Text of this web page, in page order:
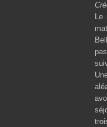
Le